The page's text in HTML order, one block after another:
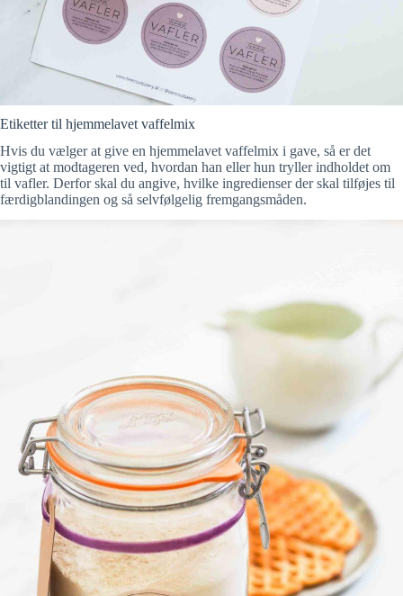
Etiketter til hjemmelavet vaffelmix
Hvis du vælger at give en hjemmelavet vaffelmix i gave, så er det
vigtigt at modtageren ved, hvordan han eller hun tryller indholdet om
til vafler. Derfor skal du angive, hvilke ingredienser der skal tilføjes til
færdigblandingen og så selvfølgelig fremgangsmåden.